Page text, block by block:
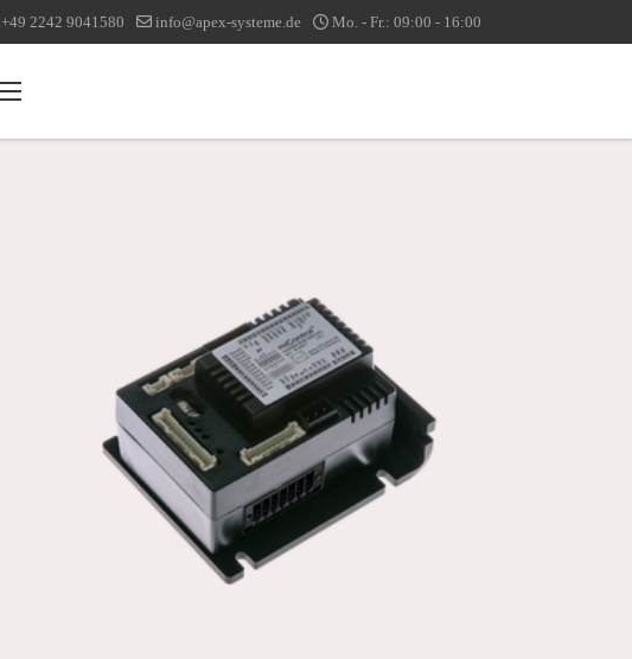
+49 2242 9041580 info@apex-systeme.de Mo. - Fr.: 09:00 - 16:00